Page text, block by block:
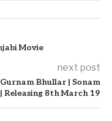
Movie
next post
Bhullar | Sonam
Releasing 8th March 19